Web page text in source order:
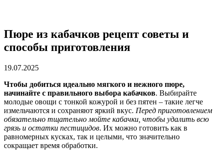
Пюре из кабачков рецепт советы и
способы приготовления
19.07.2025
Чтобы добиться идеально мягкого и нежного пюре,
начинайте с правильного выбора кабачков. Выбирайте
молодые овощи с тонкой кожурой и без пятен – такие легче
измельчаются и сохраняют яркий вкус. Перед приготовлением
обязательно тщательно мойте кабачки, чтобы удалить всю
грязь и остатки пестицидов. Их можно готовить как в
равномерных кусках, так и целыми, что значительно
сокращает время обработки.